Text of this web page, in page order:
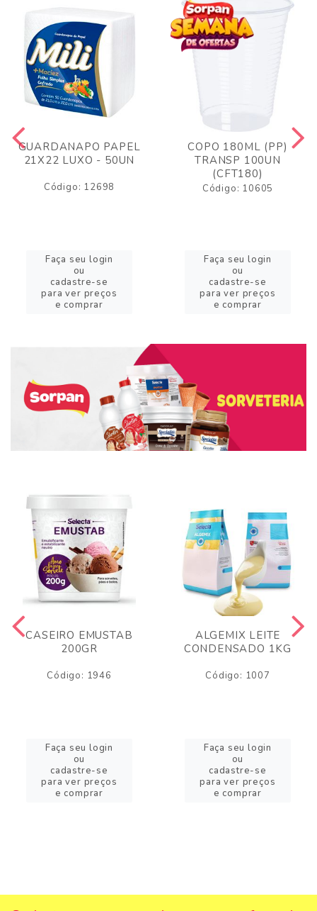
GUARDANAPO PAPEL
21X22 LUXO - 50UN
Código: 12698
Faça seu login
ou
cadastre-se
para ver preços
e comprar
COPO 180ML (PP)
TRANSP 100UN
(CFT180)
Código: 10605
Faça seu login
ou
cadastre-se
para ver preços
e comprar
CASEIRO EMUSTAB
200GR
Código: 1946
Faça seu login
ou
cadastre-se
para ver preços
e comprar
ALGEMIX LEITE
CONDENSADO 1KG
Código: 1007
Faça seu login
ou
cadastre-se
para ver preços
e comprar